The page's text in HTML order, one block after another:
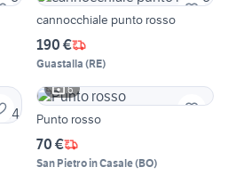
cannocchiale punto rosso
190 €
Guastalla (RE)
6
Punto rosso
70 €
San Pietro in Casale(BO)